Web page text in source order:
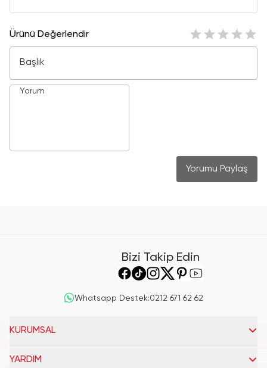
Ürünü Değerlendir
Yorumu Paylaş
Bizi Takip Edin
Whatsapp Destek:0212 671 62 62
KURUMSAL
YARDIM